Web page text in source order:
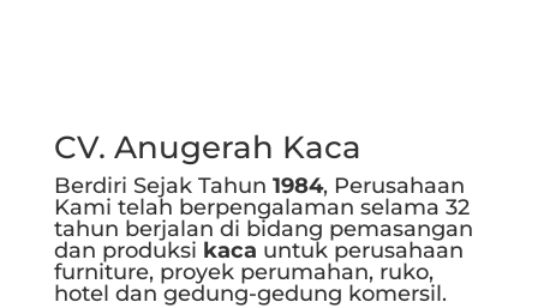
CV. Anugerah Kaca
Berdiri Sejak Tahun 1984, Perusahaan
Kami telah berpengalaman selama 32
tahun berjalan di bidang pemasangan
dan produksi kaca untuk perusahaan
furniture, proyek perumahan, ruko,
hotel dan gedung-gedung komersil.